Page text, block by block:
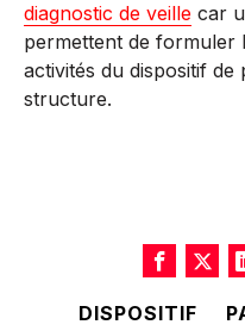
diagnostic de veille car
permettent de formuler
activités du dispositif
structure.
DISPOSITIF